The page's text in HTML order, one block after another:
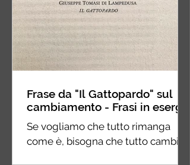
Frase da "Il Gattopardo" sul
cambiamento - Frasi in esergo
Se vogliamo che tutto rimanga
come è, bisogna che tutto cambi.